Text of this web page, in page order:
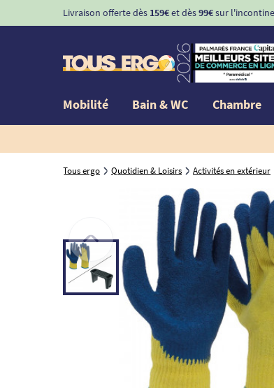
Livraison offerte dès 159€et dès99€sur
Mobilité Bain & WC Chambre
Tous ergo Quotidien & Loisirs Activités en extérieur